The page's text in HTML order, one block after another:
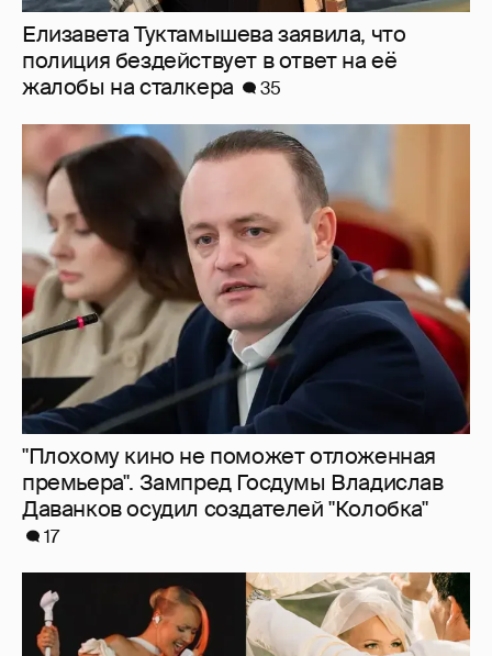
Елизавета Туктамышева заявила, что
полиция бездействует в ответ на её
жалобы на сталкера
35
"Плохому кино не поможет отложенная
премьера". Зампред Госдумы Владислав
Даванков осудил создателей "Колобка"
17